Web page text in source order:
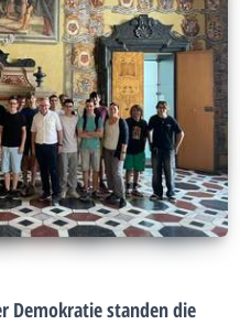
Demokratie standen die